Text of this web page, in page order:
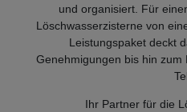
und organisiert. Für
Löschwasserzisterne von
Leistungspaket deckt
Genehmigungen bis hin zum
Ihr Partner für die